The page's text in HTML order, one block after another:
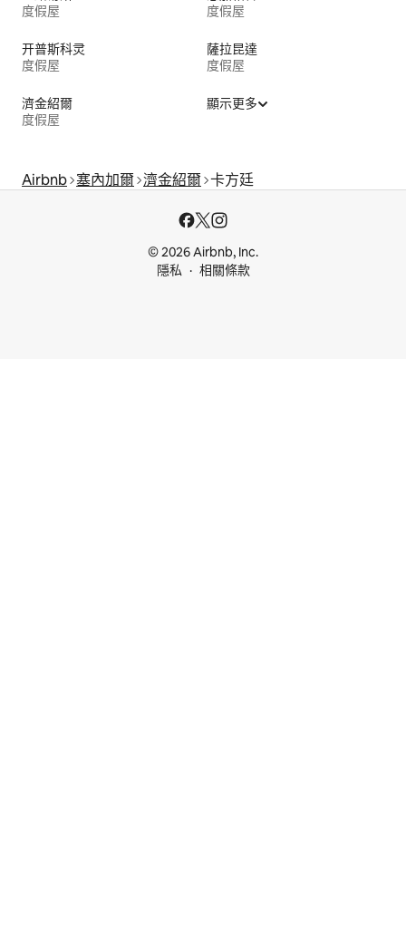
度假屋
度假屋
开普斯科灵
度假屋
薩拉昆達
度假屋
濟金紹爾
度假屋
顯示更多
Airbnb 塞內加爾 濟金紹爾 卡方廷
© 2026 Airbnb, Inc.
隱私
相關條款